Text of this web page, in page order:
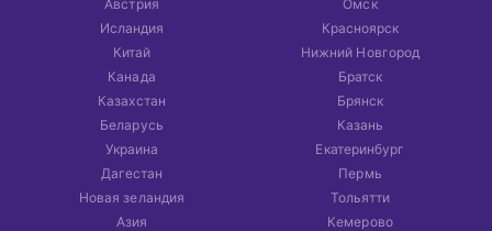
Австрия
Исландия
Китай
Канада
Казахстан
Беларусь
Украина
Дагестан
Новая зеландия
Азия
Омск
Красноярск
Нижний Новгород
Братск
Брянск
Казань
Екатеринбург
Пермь
Тольятти
Кемерово